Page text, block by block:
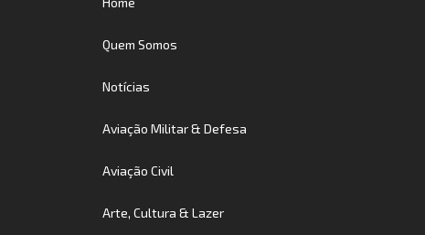
Quem Somos
Notícias
Aviação Militar & Defesa
Aviação Civil
Arte, Cultura & Lazer